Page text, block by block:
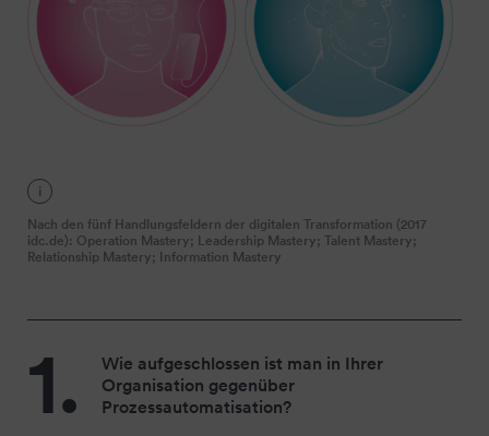
i
Nach den fünf Handlungsfeldern der digitalen Transformation (2017
idc.de): Operation Mastery; Leadership Mastery; Talent Mastery;
Relationship Mastery; Information Mastery
1.
Wie aufgeschlossen ist man in Ihrer
Organisation gegenüber
Prozessautomatisation?